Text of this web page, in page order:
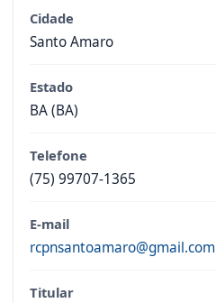
Cidade
Santo Amaro
Estado
BA (BA)
Telefone
(75) 99707-1365
E-mail
rcpnsantoamaro@gmail.com
Titular